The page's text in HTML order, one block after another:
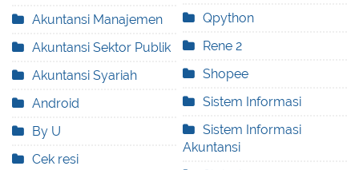
Akuntansi Manajemen
Akuntansi Sektor Publik
Akuntansi Syariah
Android
By U
Cek resi
Qpython
Rene 2
Shopee
Sistem Informasi
Sistem Informasi
Akuntansi